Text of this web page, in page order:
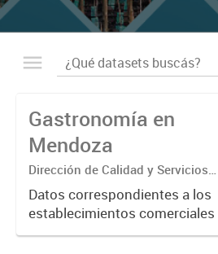
Gastronomía en
Mendoza
Dirección de Calidad y Servicios
Turísticos
Datos correspondientes a los
establecimientos comerciales
provén servicios turísticos de